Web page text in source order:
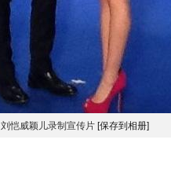
刘恺威颖儿录制宣传片 [保存到相册]